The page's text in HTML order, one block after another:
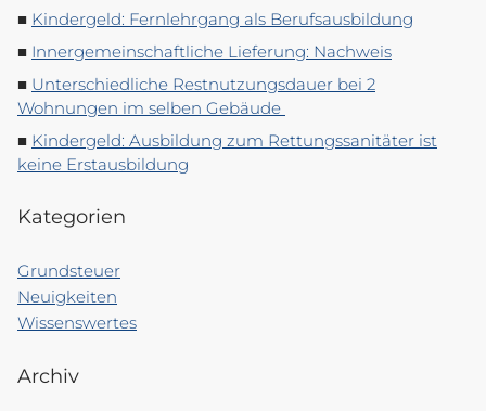
Kindergeld: Fernlehrgang als Berufsausbildung
Innergemeinschaftliche Lieferung: Nachweis
Unterschiedliche Restnutzungsdauer bei 2
Wohnungen im selben Gebäude
Kindergeld: Ausbildung zum Rettungssanitäter ist
keine Erstausbildung
Kategorien
Grundsteuer
Neuigkeiten
Wissenswertes
Archiv